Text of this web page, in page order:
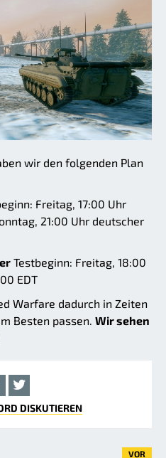
wir den folgenden Plan
Freitag, 17:00 Uhr
21:00 Uhr deutscher
Testbeginn: Freitag, 18:00
EDT
Warfare dadurch in Zeiten
Besten passen. Wir sehen
DISKUTIEREN
VOR